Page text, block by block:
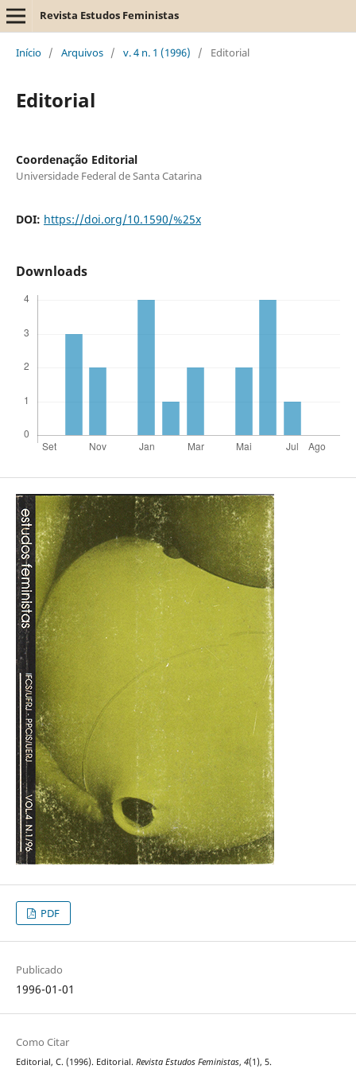
Revista Estudos Feministas
Início / Arquivos / v. 4 n. 1 (1996) / Editorial
Editorial
Coordenação Editorial
Universidade Federal de Santa Catarina
DOI: https://doi.org/10.1590/%25x
Downloads
PDF
Publicado
1996-01-01
Como Citar
Editorial, C. (1996). Editorial. Revista Estudos Feministas, 4(1), 5.